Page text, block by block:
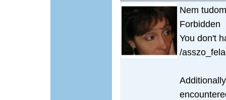
Nem
Forbidden
You don't
/